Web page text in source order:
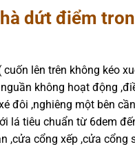
dứt điểm
lên trên không kéo
không hoạt động
đôi ,nghiêng một bên
lá tiêu chuẩn từ 6dem
cổng xếp ,cửa cổng